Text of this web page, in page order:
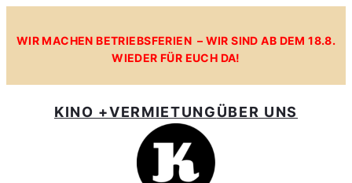
Inhalt
WIR MACHEN BETRIEBSFERIEN – WIR SIND AB DEM 18.8.
WIEDER FÜR EUCH DA!
KINO +VERMIETUNGÜBER UNS